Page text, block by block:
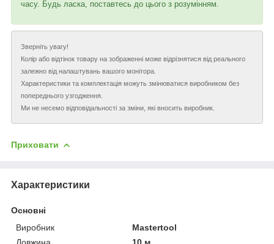
часу. Будь ласка, поставтесь до цього з розумінням.
Зверніть увагу!
Колір або відтінок товару на зображенні може відрізнятися від реального
залежно від налаштувань вашого монітора.
Характеристики та комплектація можуть змінюватися виробником без
попереднього узгодження.
Ми не несемо відповідальності за зміни, які вносить виробник.
Приховати
Характеристики
Основні
Виробник
Mastertool
Довжина
10 м